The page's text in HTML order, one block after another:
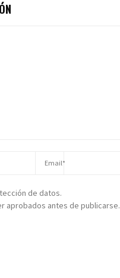
de datos.
aprobados antes de publicarse.